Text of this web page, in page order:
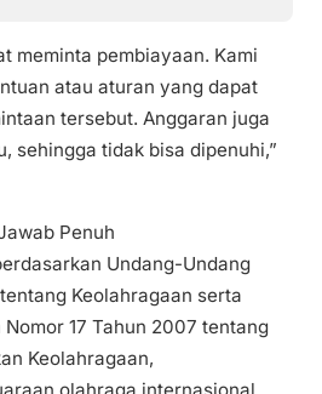
meminta pembiayaan. Kami
atau aturan yang dapat
tersebut. Anggaran juga
sehingga tidak bisa dipenuhi,”
Penuh
Undang-Undang
Keolahragaan serta
17 Tahun 2007 tentang
Keolahragaan,
olahraga internasional